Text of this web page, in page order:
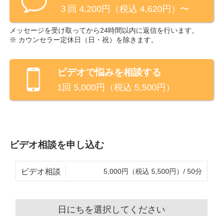
３回 4,200円（税込 4,620円）〜
メッセージを受け取ってから24時間以内に返信を行います。
※ カウンセラー定休日（ 日・祝）を除きます。
ビデオで悩みを相談する
1回 5,000円（税込 5,500円）
ビデオ相談を申し込む
ビデオ相談 5,000円（税込 5,500円）/ 50分
日にちを選択してください